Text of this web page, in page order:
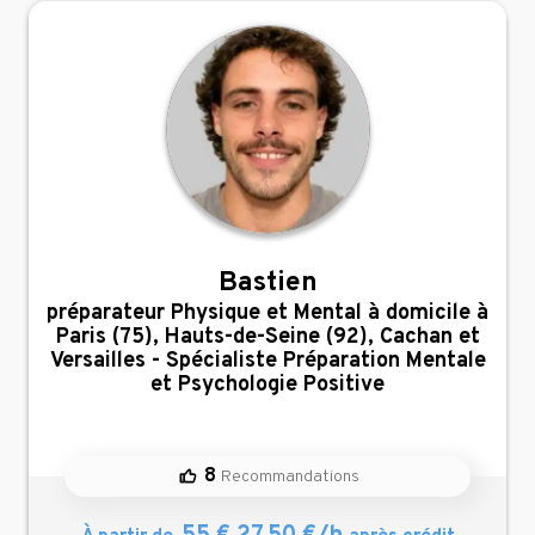
Bastien
,
préparateur Physique et Mental à domicile à
Paris (75), Hauts-de-Seine (92), Cachan et
Versailles - Spécialiste Préparation Mentale
et Psychologie Positive
8 Recommandations